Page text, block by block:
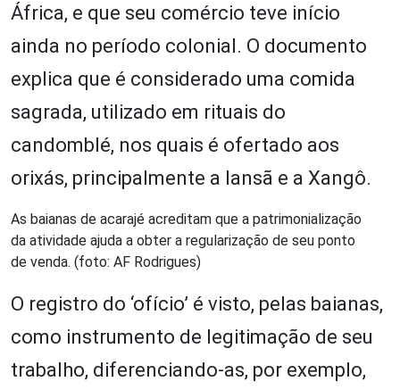
África, e que seu comércio teve início
ainda no período colonial. O documento
explica que é considerado uma comida
sagrada, utilizado em rituais do
candomblé, nos quais é ofertado aos
orixás, principalmente a Iansã e a Xangô.
As baianas de acarajé acreditam que a patrimonialização
da atividade ajuda a obter a regularização de seu ponto
de venda. (foto: AF Rodrigues)
O registro do ‘ofício’ é visto, pelas baianas,
como instrumento de legitimação de seu
trabalho, diferenciando-as, por exemplo,